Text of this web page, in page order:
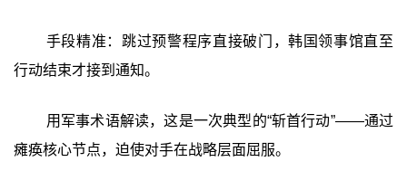
手段精准：跳过预警程序直接破门，韩国领事馆直至
行动结束才接到通知。
用军事术语解读，这是一次典型的“斩首行动”——通过
瘫痪核心节点，迫使对手在战略层面屈服。